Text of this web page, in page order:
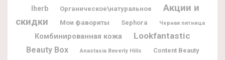
Iherb Органическое\натуральное
Акции и
скидки
Мои фавориты Sephora Черная пятница
Комбинированная кожа Lookfantastic
Beauty Box Anastasia Beverly Hills
Content Beauty